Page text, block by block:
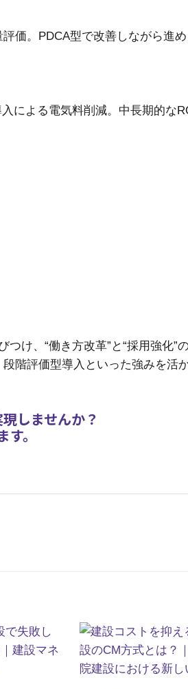
価。PDCA型で改善しながら進
による電気料削減。中長期的な
け、“働き方改革”と“採用強化”
階評価型導入といった強みを活
しませんか？
。